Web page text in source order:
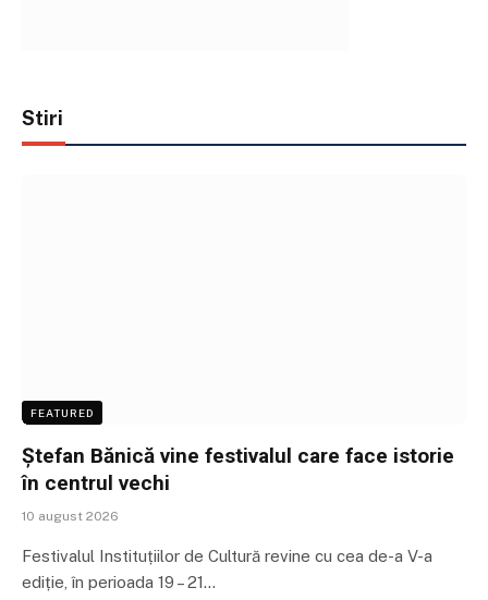
Stiri
FEATURED
Ștefan Bănică vine festivalul care face istorie
în centrul vechi
10 august 2026
Festivalul Instituțiilor de Cultură revine cu cea de-a V-a
ediție, în perioada 19 – 21…